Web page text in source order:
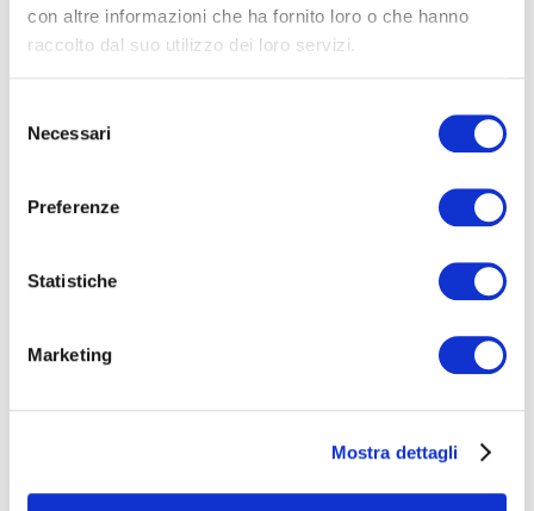
con altre informazioni che ha fornito loro o che hanno
raccolto dal suo utilizzo dei loro servizi.
delNecessari
Preferenze
Statistiche
Marketing
Mostra dettagli